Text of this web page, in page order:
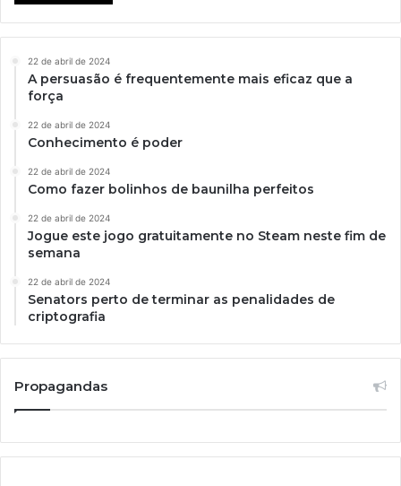
22 de abril de 2024
A persuasão é frequentemente mais eficaz que a
força
22 de abril de 2024
Conhecimento é poder
22 de abril de 2024
Como fazer bolinhos de baunilha perfeitos
22 de abril de 2024
Jogue este jogo gratuitamente no Steam neste fim de
semana
22 de abril de 2024
Senators perto de terminar as penalidades de
criptografia
Propagandas